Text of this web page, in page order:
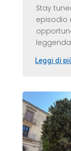
Stay
episodio
Leggi di